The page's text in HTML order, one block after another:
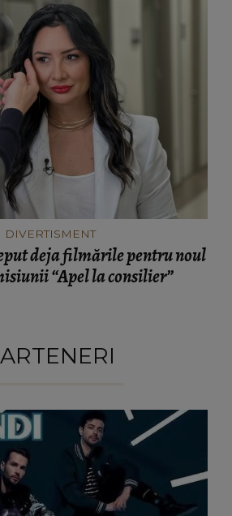
DIVERTISMENT
deja filmările pentru noul
“Apel la consilier”